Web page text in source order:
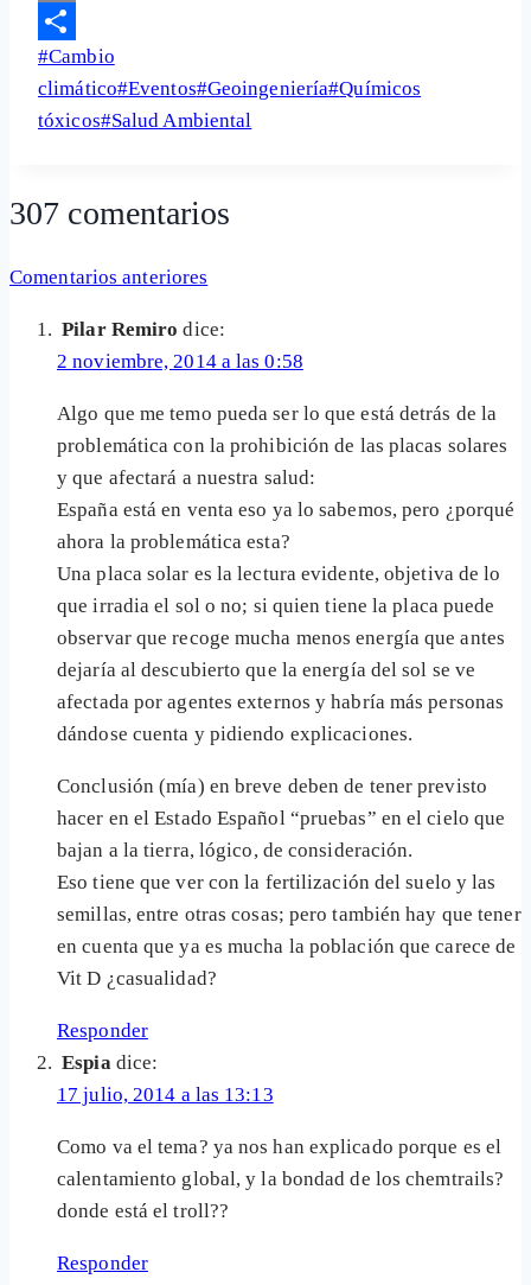
Email
Share
Etiquetas
de
la
#Cambio
climático#Eventos#Geoingeniería#Químicos
tóxicos#Salud Ambiental
307 comentarios
Navegación
de
comentarios
Comentarios anteriores
Pilar Remiro dice:
2 noviembre, 2014 a las 0:58
Algo que me temo pueda ser lo que está detrás de la
problemática con la prohibición de las placas solares
y que afectará a nuestra salud:
España está en venta eso ya lo sabemos, pero ¿porqué
ahora la problemática esta?
Una placa solar es la lectura evidente, objetiva de lo
que irradia el sol o no; si quien tiene la placa puede
observar que recoge mucha menos energía que antes
dejaría al descubierto que la energía del sol se ve
afectada por agentes externos y habría más personas
dándose cuenta y pidiendo explicaciones.
Conclusión (mía) en breve deben de tener previsto
hacer en el Estado Español “pruebas” en el cielo que
bajan a la tierra, lógico, de consideración.
Eso tiene que ver con la fertilización del suelo y las
semillas, entre otras cosas; pero también hay que tener
en cuenta que ya es mucha la población que carece de
Vit D ¿casualidad?
Responder
Espia dice:
17 julio, 2014 a las 13:13
Como va el tema? ya nos han explicado porque es el
calentamiento global, y la bondad de los chemtrails?
donde está el troll??
Responder